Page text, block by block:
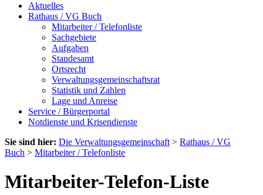
Aktuelles
Rathaus / VG Buch
Mitarbeiter / Telefonliste
Sachgebiete
Aufgaben
Standesamt
Ortsrecht
Verwaltungsgemeinschaftsrat
Statistik und Zahlen
Lage und Anreise
Service / Bürgerportal
Notdienste und Krisendienste
Sie sind hier: Die Verwaltungsgemeinschaft > Rathaus / VG
Buch > Mitarbeiter / Telefonliste
Mitarbeiter-Telefon-Liste